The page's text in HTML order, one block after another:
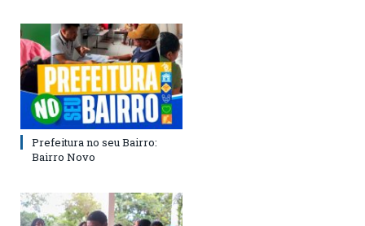
Prefeitura no seu Bairro:
Bairro Novo